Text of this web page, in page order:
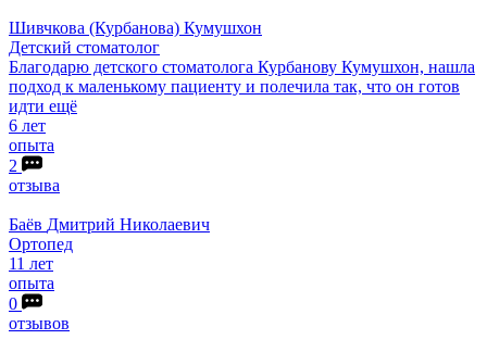
Шивчкова (Курбанова) Кумушхон
Детский стоматолог
Благодарю детского стоматолога Курбанову Кумушхон, нашла
подход к маленькому пациенту и полечила так, что он готов
идти ещё
6 лет
опыта
2
отзыва
Баёв Дмитрий Николаевич
Ортопед
11 лет
опыта
0
отзывов